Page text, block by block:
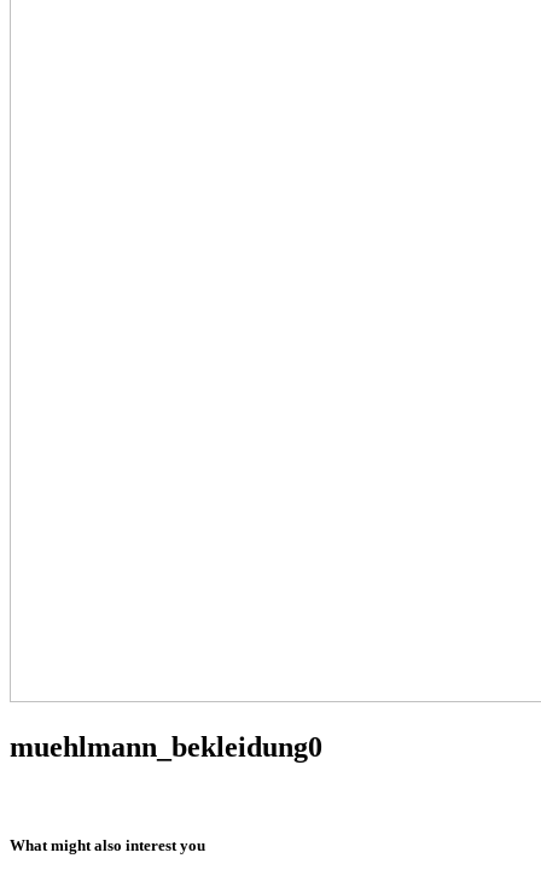
muehlmann_bekleidung0
What might also interest you